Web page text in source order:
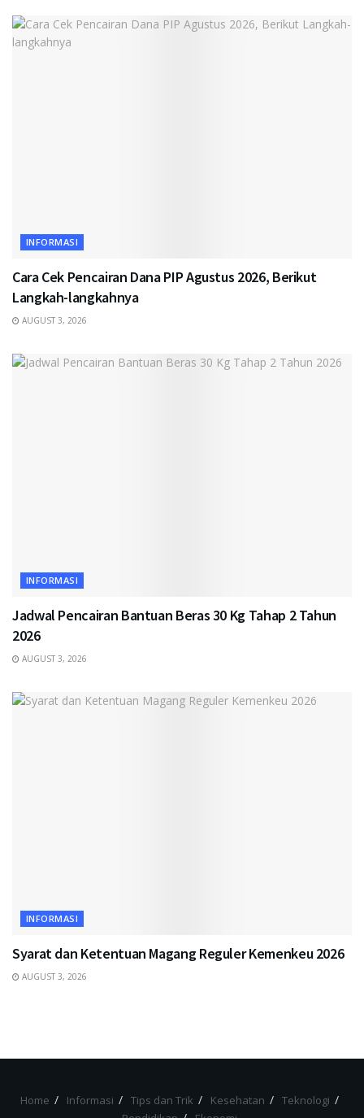
INFORMASI
Cara Cek Pencairan Dana PIP Agustus 2026, Berikut
Langkah-langkahnya
AUGUST 3, 2026
INFORMASI
Jadwal Pencairan Bantuan Beras 30 Kg Tahap 2 Tahun
2026
AUGUST 3, 2026
INFORMASI
Syarat dan Ketentuan Magang Reguler Kemenkeu 2026
AUGUST 3, 2026
Home Informasi Tips dan Trik Kesehatan
Teknologi